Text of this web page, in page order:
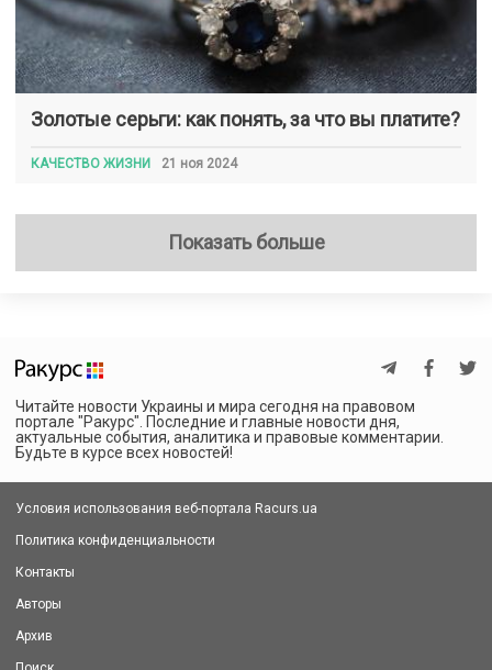
Золотые серьги: как понять, за что вы платите?
КАЧЕСТВО ЖИЗНИ 21 ноя 2024
Показать больше
Читайте новости Украины и мира сегодня на правовом
портале "Ракурс". Последние и главные новости дня,
актуальные события, аналитика и правовые комментарии.
Будьте в курсе всех новостей!
Условия использования веб-портала Racurs.ua
Политика конфиденциальности
Контакты
Авторы
Архив